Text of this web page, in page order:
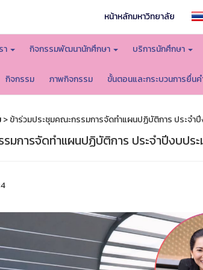
หน้าหลักมหาวิทยาลัย
า กิจกรรมพัฒนานักศึกษา บริการนักศึกษา
กิจกรรม ภาพกิจกรรม ขั้นตอนและกระบวนการยื่น
> ข้าร่วมประชุมคณะกรรมการจัดทำแผนปฏิบัติการ ประจำ
รมการจัดทำแผนปฏิบัติการ ประจำปีงบปร